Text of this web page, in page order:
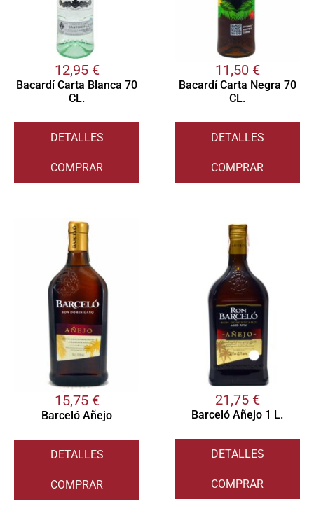
12,95 €
Bacardí Carta Blanca 70
CL.
DETALLES
COMPRAR
11,50 €
Bacardí Carta Negra 70
CL.
DETALLES
COMPRAR
15,75 €
Barceló Añejo
DETALLES
COMPRAR
21,75 €
Barceló Añejo 1 L.
DETALLES
COMPRAR